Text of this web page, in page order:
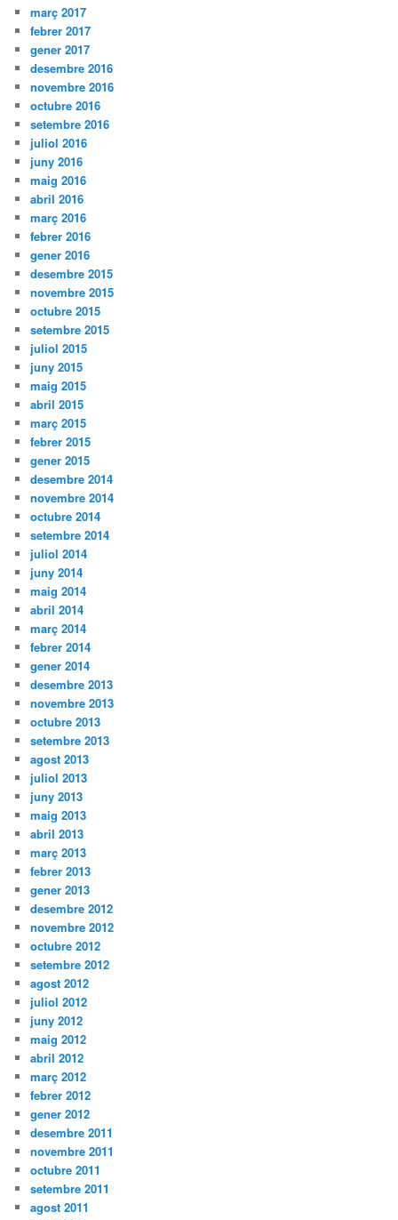
març 2017
febrer 2017
gener 2017
desembre 2016
novembre 2016
octubre 2016
setembre 2016
juliol 2016
juny 2016
maig 2016
abril 2016
març 2016
febrer 2016
gener 2016
desembre 2015
novembre 2015
octubre 2015
setembre 2015
juliol 2015
juny 2015
maig 2015
abril 2015
març 2015
febrer 2015
gener 2015
desembre 2014
novembre 2014
octubre 2014
setembre 2014
juliol 2014
juny 2014
maig 2014
abril 2014
març 2014
febrer 2014
gener 2014
desembre 2013
novembre 2013
octubre 2013
setembre 2013
agost 2013
juliol 2013
juny 2013
maig 2013
abril 2013
març 2013
febrer 2013
gener 2013
desembre 2012
novembre 2012
octubre 2012
setembre 2012
agost 2012
juliol 2012
juny 2012
maig 2012
abril 2012
març 2012
febrer 2012
gener 2012
desembre 2011
novembre 2011
octubre 2011
setembre 2011
agost 2011